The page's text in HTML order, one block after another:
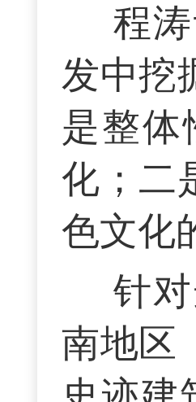
程
发中挖
是整体
化；二
色文化
针
南地区